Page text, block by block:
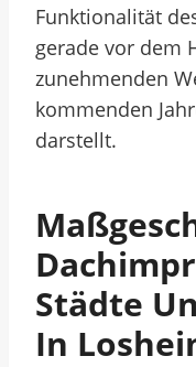
Funktionalität
gerade vor dem
zunehmenden
kommenden
darstellt.
Städte
In